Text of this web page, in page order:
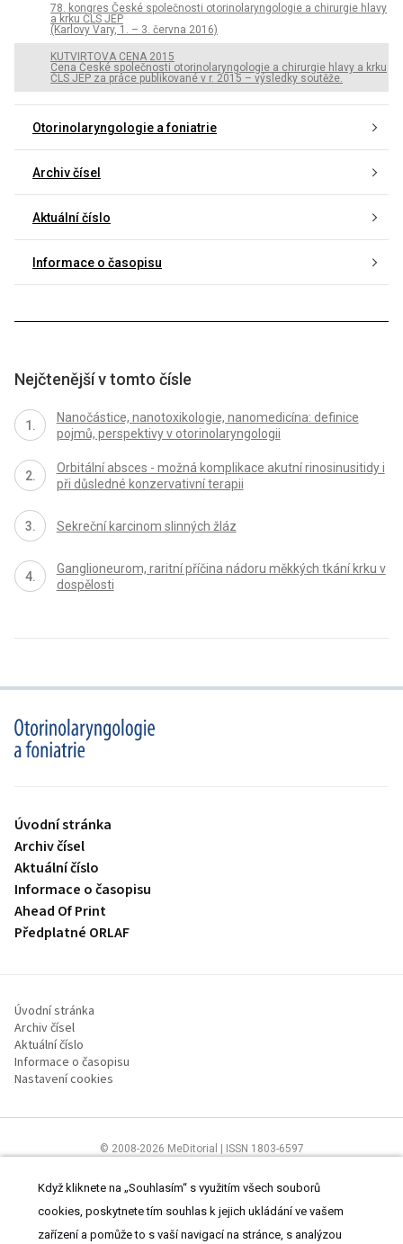
78. kongres České společnosti otorino­laryngologie a chirurgie hlavy
a krku ČLS JEP
(Karlovy Vary, 1. – 3. června 2016)
KUTVIRTOVA CENA 2015
Cena České společnosti otorinolaryngologie a chirurgie hlavy a krku
ČLS JEP za práce publikované v r. 2015 – výsledky soutěže.
Otorinolaryngologie a foniatrie
Archiv čísel
Aktuální číslo
Informace o časopisu
Nejčtenější v tomto čísle
Nanočástice, nanotoxikologie, nanomedicína: definice
pojmů, perspektivy v otorinolaryngologii
Orbitální absces - možná komplikace akutní rinosinusitidy i
při důsledné konzervativní terapii
Sekreční karcinom slinných žláz
Ganglioneurom, raritní příčina nádoru měkkých tkání krku v
dospělosti
proLékaře.cz
Úvodní stránka
Archiv čísel
Aktuální číslo
Informace o časopisu
Ahead Of Print
Předplatné ORLAF
Úvodní stránka
Archiv čísel
Aktuální číslo
Informace o časopisu
Nastavení cookies
© 2008-2026 MeDitorial | ISSN 1803-6597
zdravotnictví.Čtěte prohlášeníaZásady zpracování osobních údajů
Když kliknete na „Souhlasím“ s využitím všech souborů
cookies, poskytnete tím souhlas k jejich ukládání ve vašem
zařízení a pomůže to s vaší navigací na stránce, s analýzou